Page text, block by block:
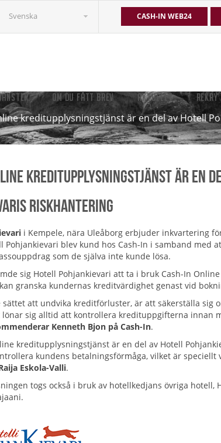
Svenska CASH-IN WEB24
OM DU FÅTT BREV AKTUELLT REKRY
kreditupplysningstjänst är en del av Hotell
kreditupplysningstjänst är en
riskhantering
i Kempele, nära Uleåborg erbjuder inkvartering
Pohjankievari blev kund hos Cash-In i samband med
som de själva inte kunde lösa.
sig Hotell Pohjankievari att ta i bruk Cash-In
granska kundernas kreditvärdighet genast vid
sättet att undvika kreditförluster, är att säkerställa sig
sig alltid att kontrollera kredituppgifterna innan
Kenneth Bjon på Cash-In.
kreditupplysningstjänst är en del av Hotell
kundens betalningsförmåga, vilket är speciellt
Eskola-Valli.
togs också i bruk av hotellkedjans övriga hotell,